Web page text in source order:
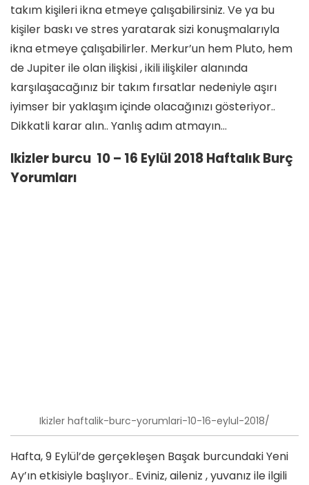
takım kişileri ikna etmeye çalışabilirsiniz. Ve ya bu
kişiler baskı ve stres yaratarak sizi konuşmalarıyla
ikna etmeye çalışabilirler. Merkur’un hem Pluto, hem
de Jupiter ile olan ilişkisi , ikili ilişkiler alanında
karşılaşacağınız bir takım fırsatlar nedeniyle aşırı
iyimser bir yaklaşım içinde olacağınızı gösteriyor..
Dikkatli karar alın.. Yanlış adım atmayın…
Ikizler burcu 10 – 16 Eylül 2018 Haftalık Burç
Yorumları
Ikizler haftalik-burc-yorumlari-10-16-eylul-2018/
Hafta, 9 Eylül’de gerçekleşen Başak burcundaki Yeni
Ay’ın etkisiyle başlıyor.. Eviniz, aileniz , yuvanız ile ilgili